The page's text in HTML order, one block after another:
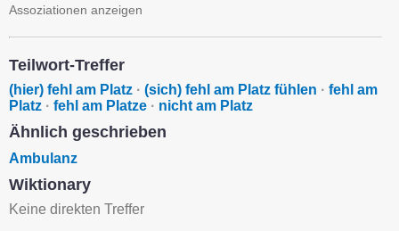
Assoziationen anzeigen
Teilwort-Treffer
(hier) fehl am Platz · (sich) fehl am Platz fühlen · fehl am
Platz · fehl am Platze · nicht am Platz
Ähnlich geschrieben
Ambulanz
Wiktionary
Keine direkten Treffer